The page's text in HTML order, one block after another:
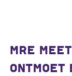
MRE
ONTMOET